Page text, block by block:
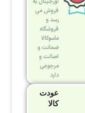
فروش می
رسد و
فروشگاه
ماسوکالا
ضمانت و
اصالت و
مرجوعی
دارد
عودت
کالا